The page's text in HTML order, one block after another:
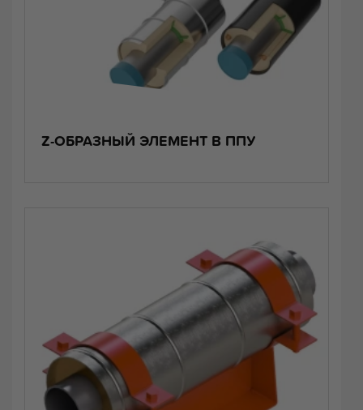
Z-ОБРАЗНЫЙ ЭЛЕМЕНТ В ППУ